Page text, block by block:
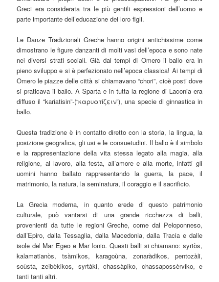
Greci era considerata tra le più gentili espressioni dell’uomo e
parte importante dell’educazione dei loro figli.
Le Danze Tradizionali Greche hanno origini antichissime come
dimostrano le figure danzanti di molti vasi dell’epoca e sono nate
nei diversi strati sociali. Già dai tempi di Omero il ballo era in
pieno sviluppo e si è perfezionato nell’epoca classica! Ai tempi di
Omero le piazze delle città si chiamavano “chori”, cioè posti dove
si praticava il ballo. A Sparta e in tutta la regione di Laconia era
diffuso il “kariatisin”-(“καρυατiζειν”), una specie di ginnastica in
ballo.
Questa tradizione è in contatto diretto con la storia, la lingua, la
posizione geografica, gli usi e le consuetudini. Il ballo è il simbolo
e la rappresentazione della vita stessa legato alla magia, alla
religione, al lavoro, alla festa, all’amore e alla morte, infatti gli
uomini hanno ballato rappresentando la guerra, la pace, il
matrimonio, la natura, la seminatura, il coraggio e il sacrificio.
La Grecia moderna, in quanto erede di questo patrimonio
culturale, può vantarsi di una grande ricchezza di balli,
provenienti da tutte le regioni Greche, come dal Peloponneso,
dall’Epiro, dalla Tessaglia, dalla Macedonia, dalla Tracia e dalle
isole del Mar Egeo e Mar Ionio. Questi balli si chiamano: syrtòs,
kalamatianòs, tsàmikos, karagoùna, zonaràdikos, pentozàli,
soùsta, zeibèkikos, syrtàki, chassàpiko, chassapossèrviko, e
tanti tanti altri.